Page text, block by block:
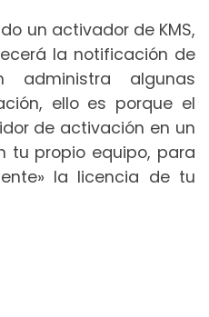
un activador de KMS,
la notificación de
administra algunas
ello es porque el
de activación en un
tu propio equipo, para
la licencia de tu